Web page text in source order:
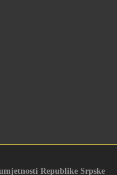
Republike Srpske